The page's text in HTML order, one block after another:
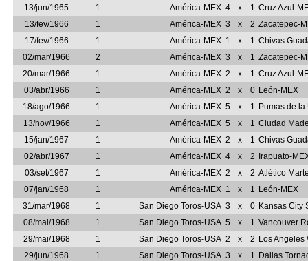
13/jun/1965
1 América-MEX 4 x 1 Cruz Azul-
13/fev/1966
1 América-MEX 3 x 2 Zacatepec-
17/fev/1966
1 América-MEX 1 x 1 Chivas
02/mar/1966
2 América-MEX 3 x 1 Zacatepec-
20/mar/1966
1 América-MEX 2 x 1 Cruz Azul-
03/abr/1966
1 América-MEX 2 x 0 León-MEX
18/ago/1966
1 América-MEX 5 x 1 Pumas de la
13/nov/1966
1 América-MEX 5 x 1 Ciudad
15/jan/1967
1 América-MEX 2 x 1 Chivas
02/abr/1967
1 América-MEX 4 x 2
Irapuato-
03/set/1967
1 América-MEX 2 x 2 Atlético
07/jan/1968
1 América-MEX 1 x 1 León-MEX
31/mar/1968
1 San Diego Toros-USA 3 x 0 Kansas City
08/mai/1968
1 San Diego Toros-USA 5 x 1 Vancouver
29/mai/1968
1 San Diego Toros-USA 2 x 2 Los Angeles
29/jun/1968
1 San Diego Toros-USA 3 x 1 Dallas